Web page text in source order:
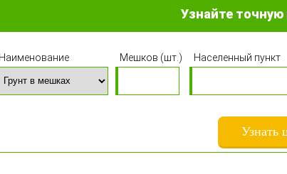
Узнайте точную
Наименование Мешков (шт.) Населенный пункт